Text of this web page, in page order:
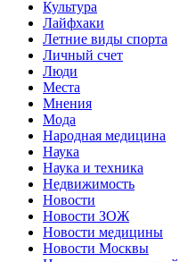
Культура
Лайфхаки
Летние виды спорта
Личный счет
Люди
Места
Мнения
Мода
Народная медицина
Наука
Наука и техника
Недвижимость
Новости
Новости ЗОЖ
Новости медицины
Новости Москвы